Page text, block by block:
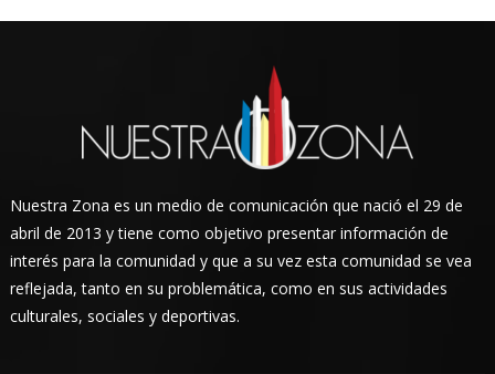
Nuestra Zona es un medio de comunicación que nació el 29 de
abril de 2013 y tiene como objetivo presentar información de
interés para la comunidad y que a su vez esta comunidad se vea
reflejada, tanto en su problemática, como en sus actividades
culturales, sociales y deportivas.